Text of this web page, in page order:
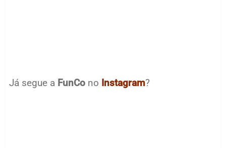
Já segue a FunCono Instagram?